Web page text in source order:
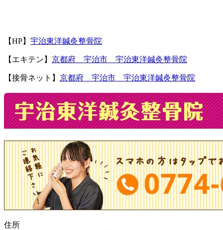
【HP】 宇治東洋鍼灸整骨院
【エキテン】 京都府 宇治市 宇治東洋鍼灸整骨院
【接骨ネット】 京都府 宇治市 宇治東洋鍼灸整骨院
住所